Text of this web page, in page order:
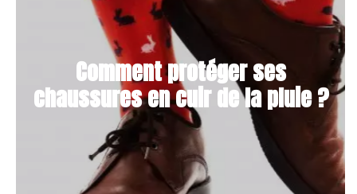
Comment protéger ses
chaussures en cuir de la pluie ?